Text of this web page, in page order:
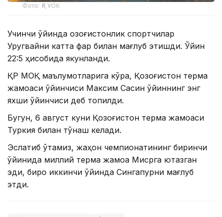
Фото: ҚР ҰОК
Учинчи ўйинда қозоғистонлик спортчилар
Уругвайни катта фарқ билан мағлуб этишди. Ўйин
22:5 ҳисобида якунланди.
ҚР МОҚ маълумотларига кўра, Қозоғистон терма
жамоаси ўйинчиси Максим Сасин ўйиннинг энг
яхши ўйинчиси деб топилди.
Бугун, 6 август куни Қозоғистон терма жамоаси
Туркия билан тўқнаш келади.
Эслатиб ўтамиз, жаҳон чемпионатининг биринчи
ўйинида миллий терма жамоа Мисрга ютқазган
эди, бироқ иккинчи ўйинда Сингапурни мағлуб
этди.